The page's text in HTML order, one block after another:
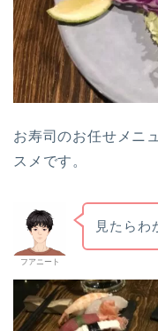
お寿司のお任せメニ
スメです。
フアニート
見たらわ